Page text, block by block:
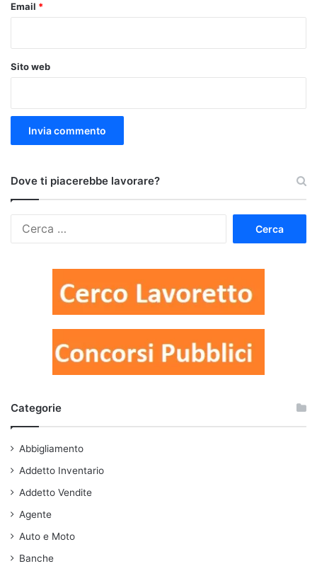
Email *
Sito web
Dove ti piacerebbe lavorare?
Categorie
Abbigliamento
Addetto Inventario
Addetto Vendite
Agente
Auto e Moto
Banche